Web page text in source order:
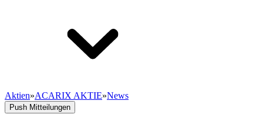
Aktien»ACARIX AKTIE»News
Push Mitteilungen